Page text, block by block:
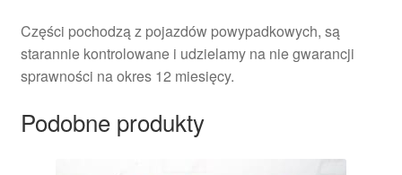
Części pochodzą z pojazdów powypadkowych, są
starannie kontrolowane i udzielamy na nie gwarancji
sprawności na okres 12 miesięcy.
Podobne produkty